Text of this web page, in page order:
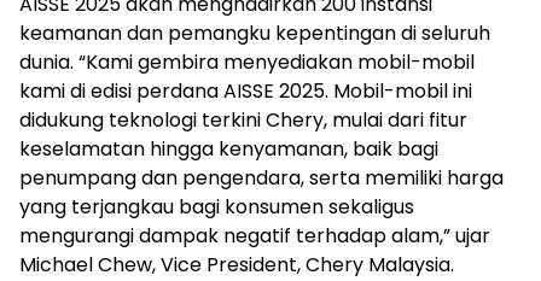
keamanan dan pemangku kepentingan di seluruh
dunia. “Kami gembira menyediakan mobil-mobil
kami di edisi perdana AISSE 2025. Mobil-mobil ini
didukung teknologi terkini Chery, mulai dari fitur
keselamatan hingga kenyamanan, baik bagi
penumpang dan pengendara, serta memiliki harga
yang terjangkau bagi konsumen sekaligus
mengurangi dampak negatif terhadap alam,” ujar
Michael Chew, Vice President, Chery Malaysia.